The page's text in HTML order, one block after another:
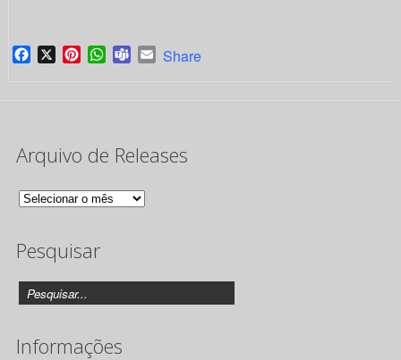
Facebook
X PinterestWhatsApp
TeamsEmail
Share
Arquivo de Releases
Arquivo
Releases
Pesquisar
Informações